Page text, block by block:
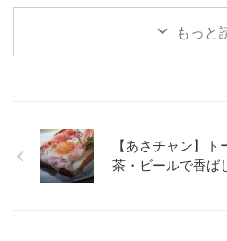
もっと
【あさチャン】
茶・ビールで香ば